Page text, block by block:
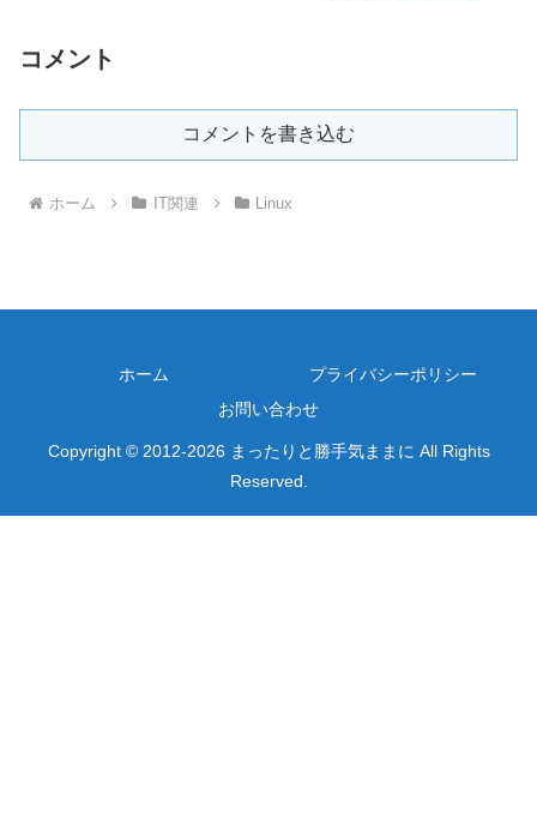
コメント
コメントを書き込む
ホーム IT関連 Linux
ホーム
プライバシーポリシー
お問い合わせ
Copyright © 2012-2026 まったりと勝手気ままに All Rights
Reserved.